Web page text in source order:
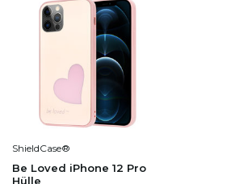
ShieldCase®
Be Loved iPhone 12 Pro
Hülle